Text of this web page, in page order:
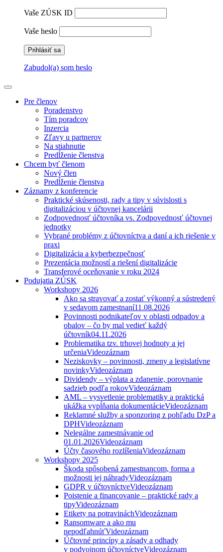
Vaše ZÚSK ID
Vaše heslo
Zabudol(a) som heslo
Pre členov
Poradenstvo
Tím poradcov
Inzercia
Zľavy u partnerov
Na stiahnutie
Predĺženie členstva
Chcem byť členom
Nový člen
Predĺženie členstva
Záznamy z konferencie
Praktické skúsenosti, rady a tipy v súvislosti s
digitalizáciou v účtovnej kancelárii
Zodpovednosť účtovníka vs. Zodpovednosť účtovnej
jednotky
Vybrané problémy z účtovníctva a daní a ich riešenie v
praxi
Digitalizácia a kyberbezpečnosť
Prezentácia možností a riešení digitalizácie
Transferové oceňovanie v roku 2024
Podujatia ZÚSK
Workshopy 2026
Ako sa stravovať a zostať výkonný a sústredený
v sedavom zamestnaní11.08.2026
Povinnosti podnikateľov v oblasti odpadov a
obalov – čo by mal vedieť každý
účtovník04.11.2026
Problematika tzv. trhovej hodnoty a jej
určeniaVideozáznam
Neziskovky – povinnosti, zmeny a legislatívne
novinkyVideozáznam
Dividendy – výplata a zdanenie, porovnanie
sadzieb podľa rokovVideozáznam
AML – vysvetlenie problematiky a praktická
ukážka vypĺňania dokumentácieVideozáznam
Reklamné služby a sponzoring z pohľadu DzP a
DPHVideozáznam
Nelegálne zamestnávanie od
01.01.2026Videozáznam
Účty časového rozlíšeniaVideozáznam
Workshopy 2025
Škoda spôsobená zamestnancom, forma a
možnosti jej náhradyVideozáznam
GDPR v účtovníctveVideozáznam
Poistenie a financovanie – praktické rady a
tipyVideozáznam
Etikety na potravináchVideozáznam
Ransomware a ako mu
nepodľahnúťVideozáznam
Účtovné princípy a zásady a odhady
v podvojnom účtovníctveVideozáznam